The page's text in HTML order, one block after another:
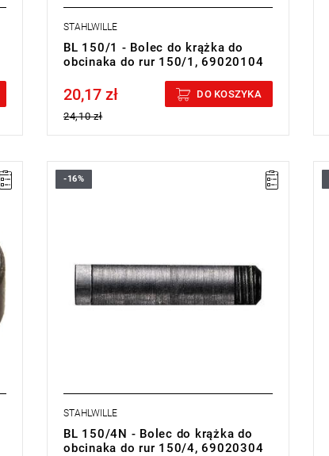
STAHLWILLE
BL 150/1 - Bolec do krążka do
obcinaka do rur 150/1, 69020104
Price tax included
20,17 zł
24,10 zł
DO KOSZYKA
-16%
STAHLWILLE
BL 150/4N - Bolec do krążka do
obcinaka do rur 150/4, 69020304